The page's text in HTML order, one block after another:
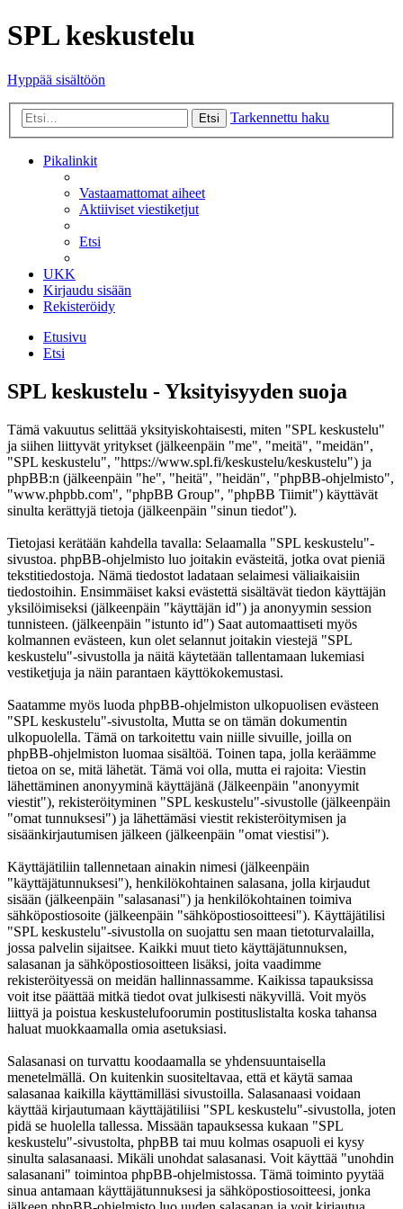
SPL keskustelu
Hyppää sisältöön
Etsi Tarkennettu haku
Pikalinkit
Vastaamattomat aiheet
Aktiiviset viestiketjut
Etsi
UKK
Kirjaudu sisään
Rekisteröidy
Etusivu
Etsi
SPL keskustelu - Yksityisyyden suoja
Tämä vakuutus selittää yksityiskohtaisesti, miten "SPL keskustelu"
ja siihen liittyvät yritykset (jälkeenpäin "me", "meitä", "meidän",
"SPL keskustelu", "https://www.spl.fi/keskustelu/keskustelu") ja
phpBB:n (jälkeenpäin "he", "heitä", "heidän", "phpBB-ohjelmisto",
"www.phpbb.com", "phpBB Group", "phpBB Tiimit") käyttävät
sinulta kerättyjä tietoja (jälkeenpäin "sinun tiedot").
Tietojasi kerätään kahdella tavalla: Selaamalla "SPL keskustelu"-
sivustoa. phpBB-ohjelmisto luo joitakin evästeitä, jotka ovat pieniä
tekstitiedostoja. Nämä tiedostot ladataan selaimesi väliaikaisiin
tiedostoihin. Ensimmäiset kaksi evästettä sisältävät tiedon käyttäjän
yksilöimiseksi (jälkeenpäin "käyttäjän id") ja anonyymin session
tunnisteen. (jälkeenpäin "istunto id") Saat automaattiseti myös
kolmannen evästeen, kun olet selannut joitakin viestejä "SPL
keskustelu"-sivustolla ja näitä käytetään tallentamaan lukemiasi
vestiketjuja ja näin parantaen käyttökokemustasi.
Saatamme myös luoda phpBB-ohjelmiston ulkopuolisen evästeen
"SPL keskustelu"-sivustolta, Mutta se on tämän dokumentin
ulkopuolella. Tämä on tarkoitettu vain niille sivuille, joilla on
phpBB-ohjelmiston luomaa sisältöä. Toinen tapa, jolla keräämme
tietoa on se, mitä lähetät. Tämä voi olla, mutta ei rajoita: Viestin
lähettäminen anonyyminä käyttäjänä (Jälkeenpäin "anonyymit
viestit"), rekisteröityminen "SPL keskustelu"-sivustolle (jälkeenpäin
"omat tunnuksesi") ja lähettämäsi viestit rekisteröitymisen ja
sisäänkirjautumisen jälkeen (jälkeenpäin "omat viestisi").
Käyttäjätiliin tallennetaan ainakin nimesi (jälkeenpäin
"käyttäjätunnuksesi"), henkilökohtainen salasana, jolla kirjaudut
sisään (jälkeenpäin "salasanasi") ja henkilökohtainen toimiva
sähköpostiosoite (jälkeenpäin "sähköpostiosoitteesi"). Käyttäjätilisi
"SPL keskustelu"-sivustolla on suojattu sen maan tietoturvalailla,
jossa palvelin sijaitsee. Kaikki muut tieto käyttäjätunnuksen,
salasanan ja sähköpostiosoitteen lisäksi, joita vaadimme
rekisteröityessä on meidän hallinnassamme. Kaikissa tapauksissa
voit itse päättää mitkä tiedot ovat julkisesti näkyvillä. Voit myös
liittyä ja poistua keskustelufoorumin postituslistalta koska tahansa
haluat muokkaamalla omia asetuksiasi.
Salasanasi on turvattu koodaamalla se yhdensuuntaisella
menetelmällä. On kuitenkin suositeltavaa, että et käytä samaa
salasanaa kaikilla käyttämilläsi sivustoilla. Salasanaasi voidaan
käyttää kirjautumaan käyttäjätiliisi "SPL keskustelu"-sivustolla, joten
pidä se huolella tallessa. Missään tapauksessa kukaan "SPL
keskustelu"-sivustolta, phpBB tai muu kolmas osapuoli ei kysy
sinulta salasanaasi. Mikäli unohdat salasanasi. Voit käyttää "unohdin
salasanani" toimintoa phpBB-ohjelmistossa. Tämä toiminto pyytää
sinua antamaan käyttäjätunnuksesi ja sähköpostiosoitteesi, jonka